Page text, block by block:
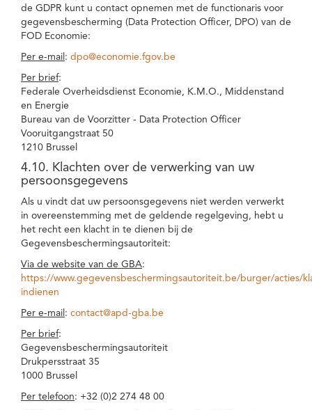
de GDPR kunt u contact opnemen met de functionaris voor
gegevensbescherming (Data Protection Officer, DPO) van de
FOD Economie:
Per e-mail : dpo@economie.fgov.be
Per brief:
Federale Overheidsdienst Economie, K.M.O., Middenstand
en Energie
Bureau van de Voorzitter - Data Protection Officer
Vooruitgangstraat 50
1210 Brussel
4.10. Klachten over de verwerking van uw
persoonsgegevens
Als u vindt dat uw persoonsgegevens niet werden verwerkt
in overeenstemming met de geldende regelgeving, hebt u
het recht een klacht in te dienen bij de
Gegevensbeschermingsautoriteit:
Via de website van de GBA:
https://www.gegevensbeschermingsautoriteit.be/burger/acties/
indienen
Per e-mail : contact@apd-gba.be
Per brief:
Gegevensbeschermingsautoriteit
Drukpersstraat 35
1000 Brussel
Per telefoon: +32 (0)2 274 48 00